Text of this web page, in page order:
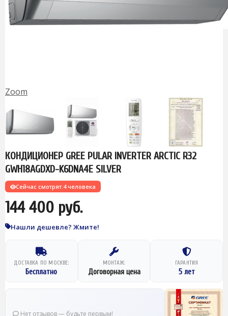
Zoom
КОНДИЦИОНЕР GREE PULAR INVERTER ARCTIC R32
GWH18AGDXD-K6DNA4E SILVER
Сейчас смотрят:4 человека
144 400 руб.
Нашли дешевле? Жмите!
ДОСТАВКА ПО МОСКВЕ:
Бесплатно
МОНТАЖ:
Договорная цена
ГАРАНТИЯ
5 лет
Нет отзывов — будьте первым!